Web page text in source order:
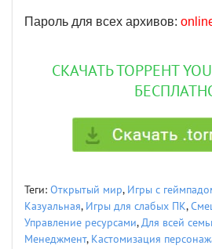
Пароль для всех архивов:
СКАЧАТЬ ТОРРЕНТ
Теги: Открытый мир, Игры с
Казуальная, Игры для слабых ПК,
Управление ресурсами,Для всей
Менеджмент, Кастомизация